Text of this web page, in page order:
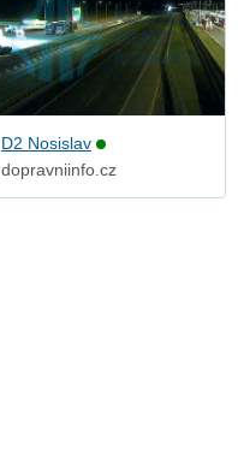
D2 Nosislav
dopravniinfo.cz